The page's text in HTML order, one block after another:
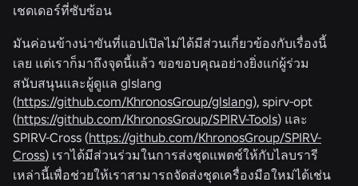
เชดเดอร์ที่ซับซ้อน
มันค่อนข้างน่าขันที่แอปเปิลไม่ได้มีส่วนเกี่ยวข้องกับเรื่องนี้
เลย แต่เราก็มาถึงจุดนี้แล้ว ขอขอบคุณอย่างยิ่งแก่ผู้ร่วม
สนับสนุนและผู้ดูแล glslang
(https://github.com/KhronosGroup/glslang), spirv-opt
(https://github.com/KhronosGroup/SPIRV-Tools) และ
SPIRV-Cross (https://github.com/KhronosGroup/SPIRV-
Cross) เราได้มีส่วนร่วมในการส่งชุดแพตช์ให้กับไลบรารี
เหล่านี้เพื่อช่วยให้เราสามารถจัดส่งชุดเครื่องมือใหม่ได้เช่น